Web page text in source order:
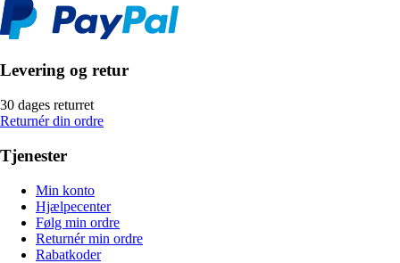
Levering og retur
30 dages returret
Returnér din ordre
Tjenester
Min konto
Hjælpecenter
Følg min ordre
Returnér min ordre
Rabatkoder